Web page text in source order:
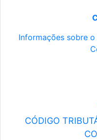
Informações sobre
CÓDIGO